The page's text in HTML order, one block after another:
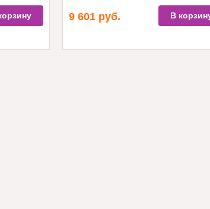
9 601 руб. В